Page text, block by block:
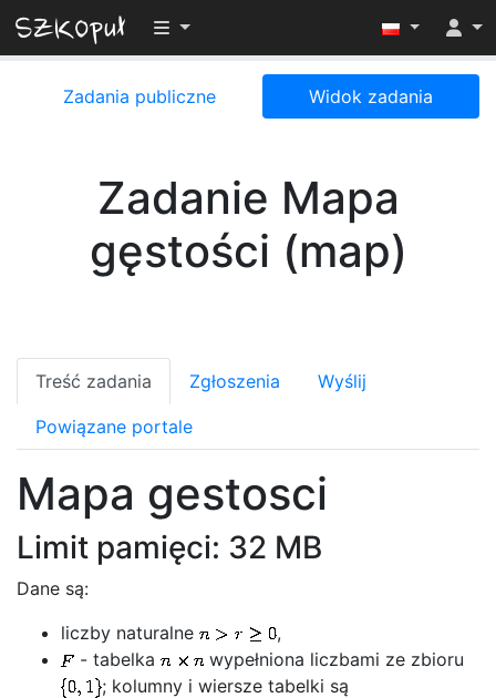
Przełącz widoczność menu
Zadania publiczne Widok zadania
Zadanie Mapa
gęstości (map)
Treść zadania Zgłoszenia Wyślij
Powiązane portale
Mapa gestosci
Limit pamięci: 32 MB
Dane są:
liczby naturalne
,
- tabelka
wypełniona liczbami ze zbioru
; kolumny i wiersze tabelki są